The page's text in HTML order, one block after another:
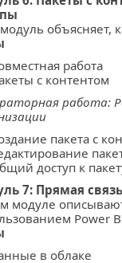
объясняет,
работа
с контентом
работа:
пакета с
доступ к
7: Прямая
модуле
Power
в облаке